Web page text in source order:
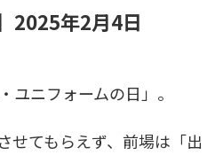
2025年2月4日
ユニフォームの日」。
せてもらえず、前場は「出